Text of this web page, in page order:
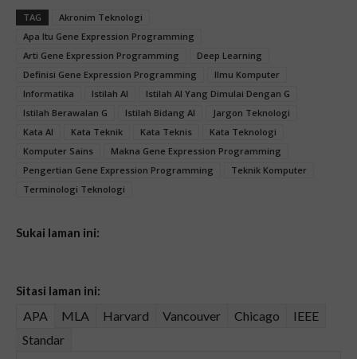
TAG
Akronim Teknologi
Apa Itu Gene Expression Programming
Arti Gene Expression Programming
Deep Learning
Definisi Gene Expression Programming
Ilmu Komputer
Informatika
Istilah AI
Istilah AI Yang Dimulai Dengan G
Istilah Berawalan G
Istilah Bidang AI
Jargon Teknologi
Kata AI
Kata Teknik Kata Teknis
Kata Teknologi
Komputer Sains
Makna Gene Expression Programming
Pengertian Gene Expression Programming
Teknik Komputer
Terminologi Teknologi
Sukai laman ini:
Sitasi laman ini:
APA MLA Harvard Vancouver Chicago
IEEE
Standar